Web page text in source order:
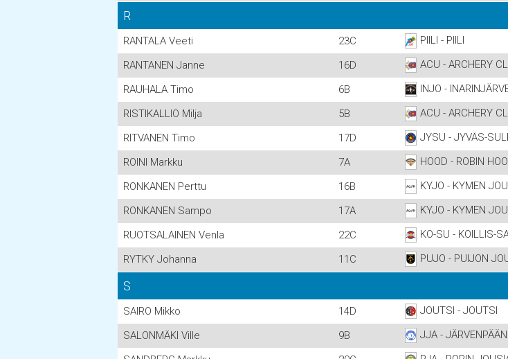
R
RANTALA Veeti 23C PIILI - PIILI
RANTANEN Janne
16D ACU - ARCHERY
RAUHALA Timo
6B INJO -
RISTIKALLIO Milja
5B ACU - ARCHERY
RITVANEN Timo
17D JYSU - JYVÄS-
ROINI Markku
7A HOOD - ROBIN
RONKANEN Perttu
16B KYJO - KYMEN
RONKANEN Sampo
17A KYJO - KYMEN
RUOTSALAINEN Venla
22C KO-SU - KOILLIS-
RYTKY Johanna
11C PUJO - PUIJON
S
SAIRO Mikko 14D JOUTSI - JOUTSI
SALONMÄKI Ville
9B JJA -